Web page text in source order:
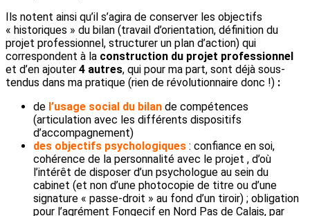
Ils notent ainsi qu’il s’agira de conserver les objectifs
« historiques » du bilan (travail d’orientation, définition du
projet professionnel, structurer un plan d’action) qui
correspondent à la construction du projet professionnel
et d’en ajouter 4 autres, qui pour ma part, sont déjà sous-
tendus dans ma pratique (rien de révolutionnaire donc !) :
de l’usage social du bilan de compétences
(articulation avec les différents dispositifs
d’accompagnement)
des objectifs psychologiques : confiance en soi,
cohérence de la personnalité avec le projet , d’où
l’intérêt de disposer d’un psychologue au sein du
cabinet (et non d’une photocopie de titre ou d’une
signature « passe-droit » au fond d’un tiroir) ; obligation
pour l’agrément Fongecif en Nord Pas de Calais, par